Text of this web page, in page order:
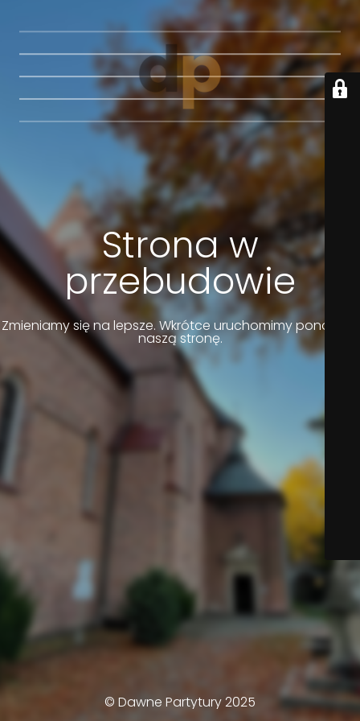
Strona w
przebudowie
Zmieniamy się na lepsze. Wkrótce uruchomimy ponownie
naszą stronę.
© Dawne Partytury 2025